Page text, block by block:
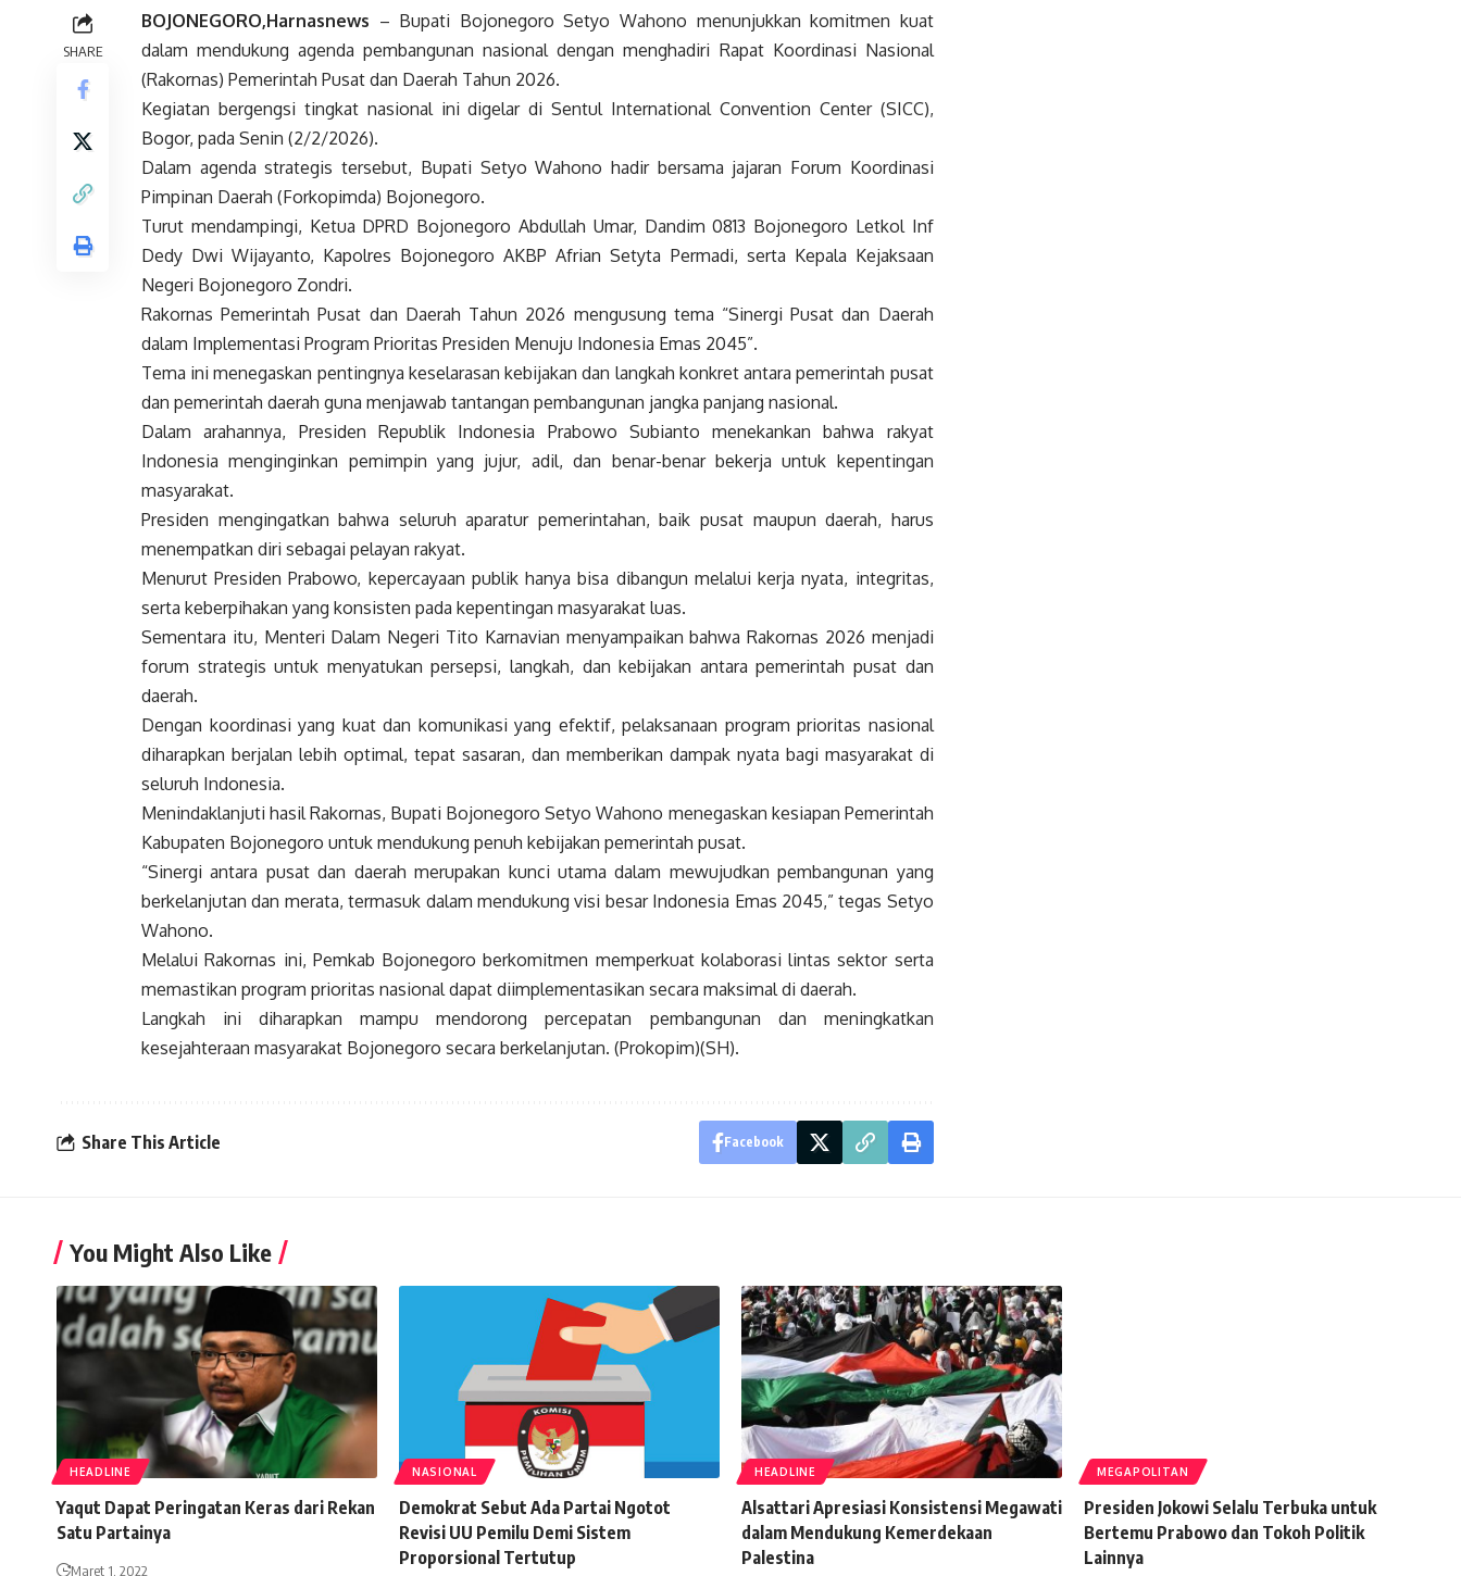
SHARE
BOJONEGORO,Harnasnews – Bupati Bojonegoro Setyo Wahono menunjukkan komitmen kuat
dalam mendukung agenda pembangunan nasional dengan menghadiri Rapat Koordinasi Nasional
(Rakornas) Pemerintah Pusat dan Daerah Tahun 2026.
Kegiatan bergengsi tingkat nasional ini digelar di Sentul International Convention Center (SICC),
Bogor, pada Senin (2/2/2026).
Dalam agenda strategis tersebut, Bupati Setyo Wahono hadir bersama jajaran Forum Koordinasi
Pimpinan Daerah (Forkopimda) Bojonegoro.
Turut mendampingi, Ketua DPRD Bojonegoro Abdullah Umar, Dandim 0813 Bojonegoro Letkol Inf
Dedy Dwi Wijayanto, Kapolres Bojonegoro AKBP Afrian Setyta Permadi, serta Kepala Kejaksaan
Negeri Bojonegoro Zondri.
Rakornas Pemerintah Pusat dan Daerah Tahun 2026 mengusung tema “Sinergi Pusat dan Daerah
dalam Implementasi Program Prioritas Presiden Menuju Indonesia Emas 2045”.
Tema ini menegaskan pentingnya keselarasan kebijakan dan langkah konkret antara pemerintah pusat
dan pemerintah daerah guna menjawab tantangan pembangunan jangka panjang nasional.
Dalam arahannya, Presiden Republik Indonesia Prabowo Subianto menekankan bahwa rakyat
Indonesia menginginkan pemimpin yang jujur, adil, dan benar-benar bekerja untuk kepentingan
masyarakat.
Presiden mengingatkan bahwa seluruh aparatur pemerintahan, baik pusat maupun daerah, harus
menempatkan diri sebagai pelayan rakyat.
Menurut Presiden Prabowo, kepercayaan publik hanya bisa dibangun melalui kerja nyata, integritas,
serta keberpihakan yang konsisten pada kepentingan masyarakat luas.
Sementara itu, Menteri Dalam Negeri Tito Karnavian menyampaikan bahwa Rakornas 2026 menjadi
forum strategis untuk menyatukan persepsi, langkah, dan kebijakan antara pemerintah pusat dan
daerah.
Dengan koordinasi yang kuat dan komunikasi yang efektif, pelaksanaan program prioritas nasional
diharapkan berjalan lebih optimal, tepat sasaran, dan memberikan dampak nyata bagi masyarakat di
seluruh Indonesia.
Menindaklanjuti hasil Rakornas, Bupati Bojonegoro Setyo Wahono menegaskan kesiapan Pemerintah
Kabupaten Bojonegoro untuk mendukung penuh kebijakan pemerintah pusat.
“Sinergi antara pusat dan daerah merupakan kunci utama dalam mewujudkan pembangunan yang
berkelanjutan dan merata, termasuk dalam mendukung visi besar Indonesia Emas 2045,” tegas Setyo
Wahono.
Melalui Rakornas ini, Pemkab Bojonegoro berkomitmen memperkuat kolaborasi lintas sektor serta
memastikan program prioritas nasional dapat diimplementasikan secara maksimal di daerah.
Langkah ini diharapkan mampu mendorong percepatan pembangunan dan meningkatkan
kesejahteraan masyarakat Bojonegoro secara berkelanjutan. (Prokopim)(SH).
Share This Article Facebook
You Might Also Like
HEADLINE
Yaqut Dapat Peringatan Keras dari Rekan
Satu Partainya
Maret 1, 2022
NASIONAL
Demokrat Sebut Ada Partai Ngotot
Revisi UU Pemilu Demi Sistem
Proporsional Tertutup
HEADLINE
Alsattari Apresiasi Konsistensi Megawati
dalam Mendukung Kemerdekaan
Palestina
MEGAPOLITAN
Presiden Jokowi Selalu Terbuka untuk
Bertemu Prabowo dan Tokoh Politik
Lainnya